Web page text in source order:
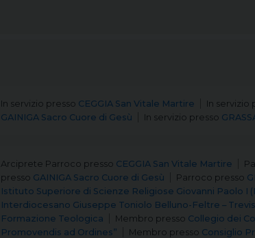
In servizio presso CEGGIA San Vitale Martire In servizio
GAINIGA Sacro Cuore di Gesù
In servizio presso
Arciprete Parroco presso CEGGIA San Vitale Martire
presso GAINIGA Sacro Cuore di Gesù Parroco presso
Istituto Superiore di Scienze Religiose Giovanni Paolo I
Interdiocesano Giuseppe Toniolo Belluno-Feltre –
Formazione Teologica
Membro presso Collegio dei
Promovendis ad Ordines”
Membro presso Consiglio